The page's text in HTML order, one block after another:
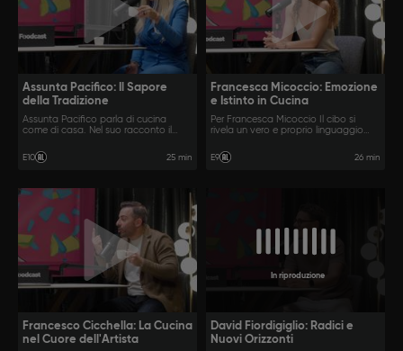
Assunta Pacifico: Il Sapore
della Tradizione
Assunta Pacifico parla di cucina
come di casa. Nel suo racconto il
d’amore, un modo per tenere vivi i
ricordi e la propria identità.
E10 25 min
Francesca Micoccio: Emozione
e Istinto in Cucina
Per Francesca Micoccio Il cibo si
rivela un vero e proprio linguaggio
sua sensibilità e il suo carattere
deciso.
E9 26 min
Francesco Cicchella: La Cucina
nel Cuore dell'Artista
In riproduzione
David Fiordigiglio: Radici e
Nuovi Orizzonti